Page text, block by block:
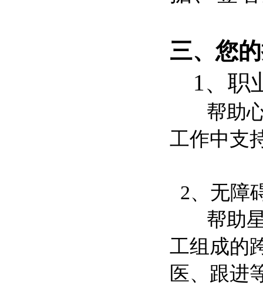
三、您
1、职
帮助心
工作中支
2、无障
帮助星
工组成的
医、跟进